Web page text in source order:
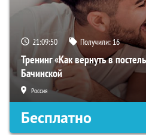
21:09:49 Получили:16
Тренинг «Как вернуть в
Бачинской
Россия
Бесплатно